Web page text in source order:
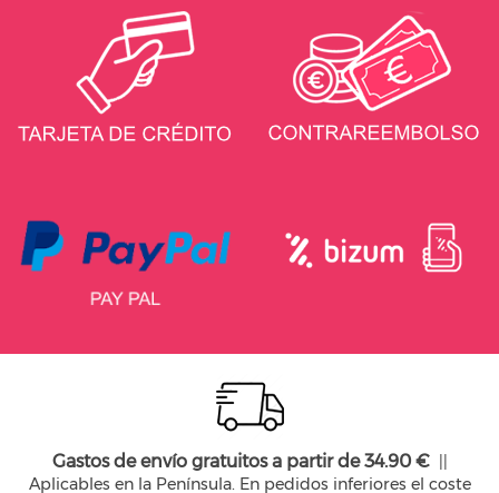
Gastos de envío gratuitos a partir de 34.90 €
Aplicables en la Península. En pedidos inferiores el coste